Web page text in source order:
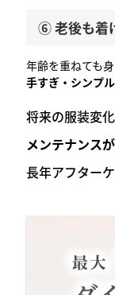
⑥ 老後も着
年齢を重ねても
手すぎ・シンプ
将来の服装変
メンテナンス
長年アフター